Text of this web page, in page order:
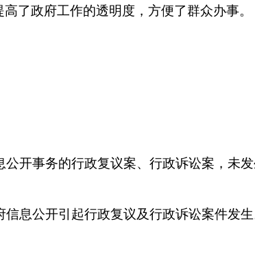
了政府工作的透明度，方便了群众办事。
开事务的行政复议案、行政诉讼案，未
息公开引起行政复议及行政诉讼案件发生